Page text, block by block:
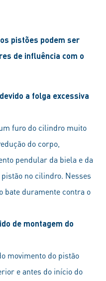
pistões podem ser
de influência com o
a folga excessiva
furo do cilindro muito
do corpo,
pendular da biela e da
no cilindro. Nesses
bate duramente contra o
de montagem do
movimento do pistão
e antes do início do